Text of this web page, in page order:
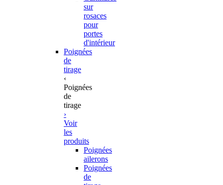
sur
rosaces
pour
portes
d'intérieur
Poignées
de
tirage
‹
Poignées
de
tirage
›
Voir
les
produits
Poignées
ailerons
Poignées
de